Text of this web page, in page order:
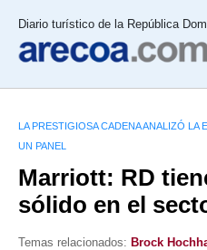
Diario turístico de la República
LA PRESTIGIOSA CADENA ANALIZÓ LA
UN PANEL
Marriott: RD
sólido en el
Temas relacionados: Brock